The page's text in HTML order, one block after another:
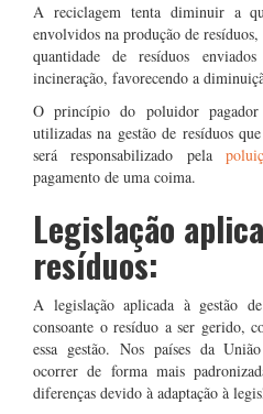
A reciclagem tenta diminuir a
envolvidos na produção de
quantidade de resíduos
incineração, favorecendo a
O princípio do poluidor
utilizadas na gestão de resíduos
será responsabilizado pela
pagamento de uma coima.
Legislação
resíduos:
A legislação aplicada à gestão
consoante o resíduo a ser gerido,
essa gestão. Nos países da
ocorrer de forma mais
diferenças devido à adaptação à